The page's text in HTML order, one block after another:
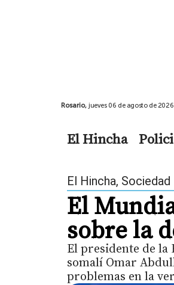
Rosario, jueves 06 de agosto de 2026
El Hincha
El Hincha, Sociedad
El
sobre la
El presidente de
somalí Omar
problemas en la